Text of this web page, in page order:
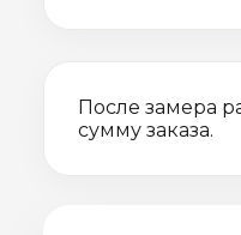
После замера
сумму заказа.